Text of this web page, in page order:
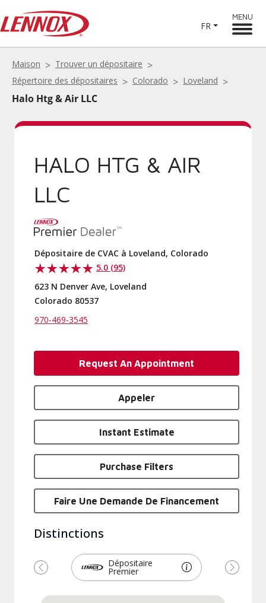
FR
MENU
Maison
Trouver un dépositaire
Répertoire des dépositaires
Colorado Loveland
Halo Htg & Air LLC
HALO HTG & AIR
LLC
Dépositaire de CVAC à Loveland, Colorado
5.0 (95)
623 N Denver Ave, Loveland
Colorado 80537
970-469-3545
Request An Appointment
Appeler
Instant Estimate
Purchase Filters
Faire Une Demande De Financement
Distinctions
Dépositaire
Premier
Précédent Suivant